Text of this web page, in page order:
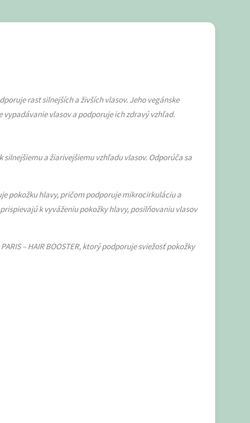
rast silnejších a živších vlasov. Jeho vegánske
vlasov a podporuje ich zdravý vzhľad.
silnejšiemu a žiarivejšiemu vzhľadu vlasov. Odporúča sa
pokožku hlavy, pričom podporuje mikrocirkuláciu a
k vyváženiu pokožky hlavy, posilňovaniu vlasov
– HAIR BOOSTER, ktorý podporuje sviežosť pokožky